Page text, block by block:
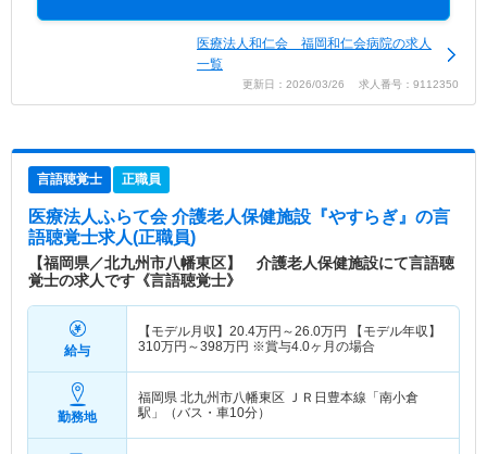
医療法人和仁会 福岡和仁会病院の求人
一覧
更新日：2026/03/26 求人番号：9112350
言語聴覚士 正職員
医療法人ふらて会 介護老人保健施設『やすらぎ』 の言
語聴覚士求人(正職員)
【福岡県／北九州市八幡東区】 介護老人保健施設にて言語聴
覚士の求人です《言語聴覚士》
給与
【モデル月収】 20.4万円～26.0万円 【モデル年収】
310万円～398万円 ※賞与4.0ヶ月の場合
勤務地
福岡県 北九州市八幡東区
ＪＲ日豊本線「南小倉
駅」（バス・車10分）